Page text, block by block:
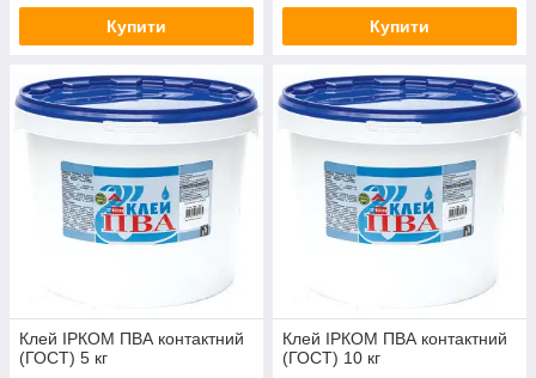
Купити Купити
Клей ІРКОМ ПВА контактний
(ГОСТ) 5 кг
Клей ІРКОМ ПВА контактний
(ГОСТ) 10 кг